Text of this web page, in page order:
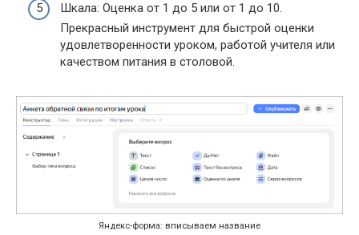
Шкала: Оценка от 1 до 5 или от 1 до 10.
Прекрасный инструмент для быстрой оценки
удовлетворенности уроком, работой учителя или
качеством питания в столовой.
Яндекс-форма: вписываем название